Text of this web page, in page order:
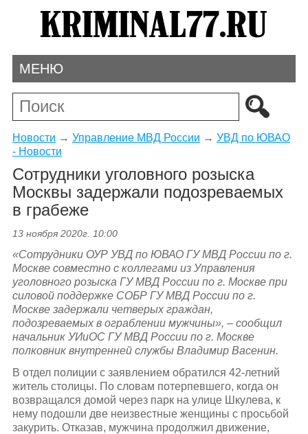
МЕНЮ
Новости → Управление МВД России → УВД по ЮВАО
- Новости
Сотрудники уголовного розыска
Москвы задержали подозреваемых
в грабеже
13 ноября 2020г. 10:00
«Сотрудники ОУР УВД по ЮВАО ГУ МВД России по г.
Москве совместно с коллегами из Управления
уголовного розыска ГУ МВД России по г. Москве при
силовой поддержке СОБР ГУ МВД России по г.
Москве задержали четверых граждан,
подозреваемых в ограблении мужчины», – сообщил
начальник УИиОС ГУ МВД России по г. Москве
полковник внутренней службы Владимир Васенин.
В отдел полиции с заявлением обратился 42-летний
житель столицы. По словам потерпевшего, когда он
возвращался домой через парк на улице Шкулева, к
нему подошли две неизвестные женщины с просьбой
закурить. Отказав, мужчина продолжил движение,